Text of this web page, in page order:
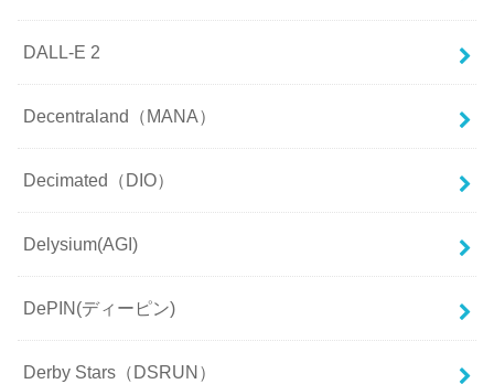
DALL-E 2
Decentraland（MANA）
Decimated（DIO）
Delysium(AGI)
DePIN(ディーピン)
Derby Stars（DSRUN）